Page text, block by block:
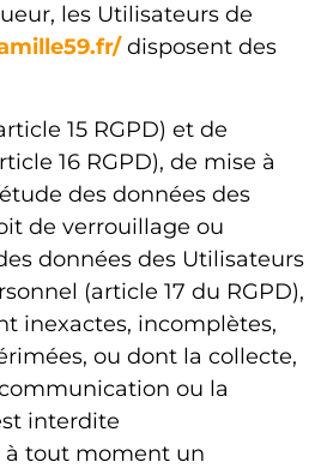
les Utilisateurs de
disposent des
15 RGPD) et de
16 RGPD), de mise à
des données des
de verrouillage ou
données des Utilisateurs
(article 17 du RGPD),
inexactes, incomplètes,
ou dont la collecte,
ou la
interdite
tout moment un